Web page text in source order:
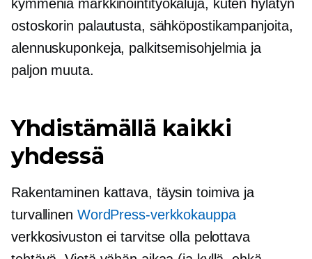
kymmeniä markkinointityökaluja, kuten hylätyn
ostoskorin palautusta, sähköpostikampanjoita,
alennuskuponkeja, palkitsemisohjelmia ja
paljon muuta.
Yhdistämällä kaikki
yhdessä
Rakentaminen kattava, täysin toimiva ja
turvallinen WordPress-verkkokauppa
verkkosivuston ei tarvitse olla pelottava